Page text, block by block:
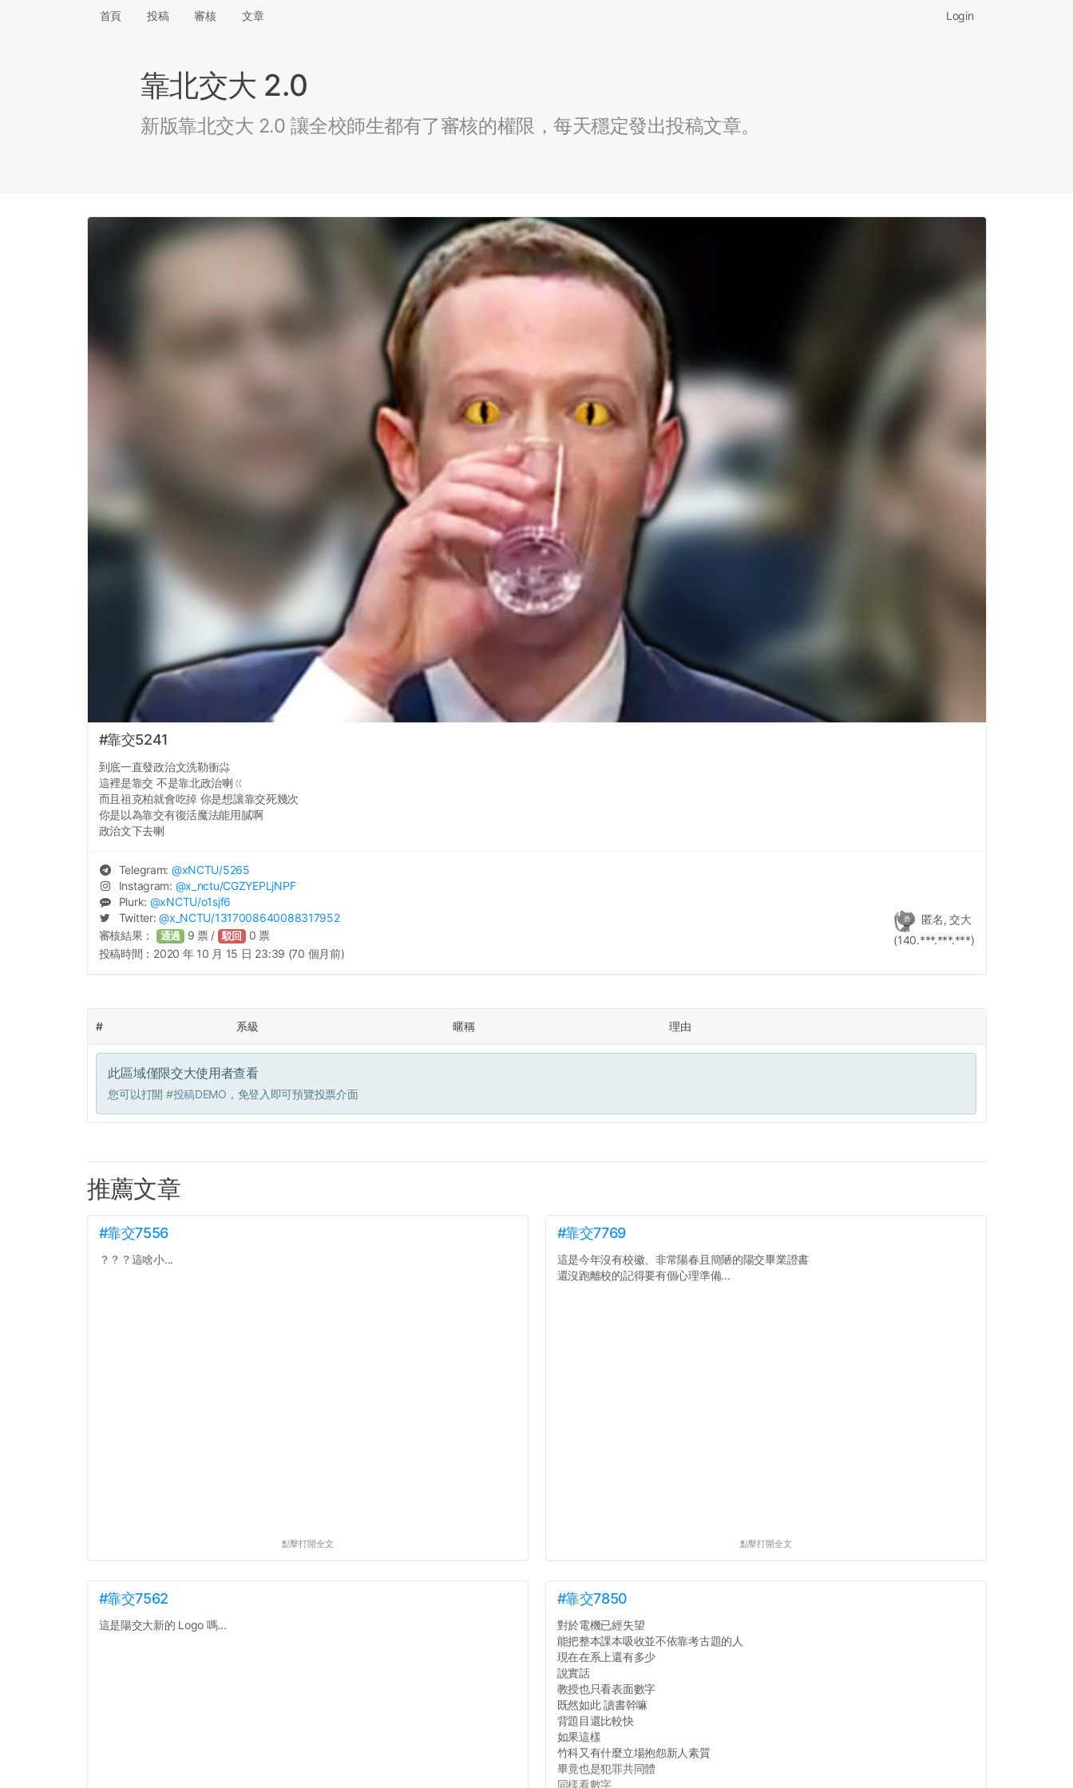
首頁 投稿 審核 文章 Login
靠北交大 2.0
新版靠北交大 2.0 讓全校師生都有了審核的權限，每天穩定發出投稿文章。
#靠交5241
到底一直發政治文洗勒衝尛
這裡是靠交 不是靠北政治喇ㄍ
而且祖克柏就會吃掉 你是想讓靠交死幾次
你是以為靠交有復活魔法能用膩啊
政治文下去喇
Telegram: @xNCTU/5265
Instagram: @x_nctu/CGZYEPLjNPF
Plurk: @xNCTU/o1sjf6
Twitter:@x_NCTU/1317008640088317952
匿名, 交大
(140.***.***.***)
審核結果： 通過 9 票 / 駁回 0 票
投稿時間： 2020 年 10 月 15 日 23:39 (70 個月前)
# 系級 暱稱 理由
此區域僅限交大使用者查看
您可以打開 #投稿DEMO ，免登入即可預覽投票介面
推薦文章
#靠交7556
？？？這啥小...
點擊打開全文
#靠交7769
這是今年沒有校徽、非常陽春且簡陋的陽交畢業證書
還沒跑離校的記得要有個心理準備...
點擊打開全文
#靠交7562
這是陽交大新的 Logo 嗎...
#靠交7850
對於電機已經失望
能把整本課本吸收並不依靠考古題的人
現在在系上還有多少
說實話
教授也只看表面數字
既然如此 讀書幹嘛
背題目還比較快
如果這樣
竹科又有什麼立場抱怨新人素質
畢竟也是犯罪共同體
同樣看數字